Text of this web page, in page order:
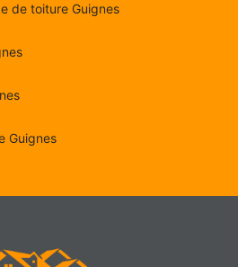
de toiture Guignes
Guignes